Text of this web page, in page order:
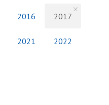
2016 2017
2021 2022